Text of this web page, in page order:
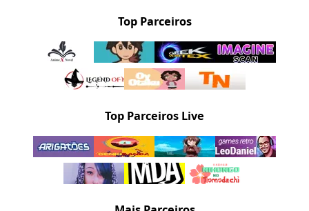
Top Parceiros
Top Parceiros Live